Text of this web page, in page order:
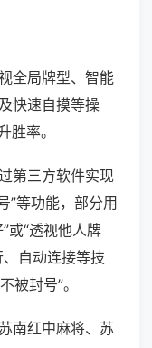
全局牌型、智能
快速自摸等操
胜率。
第三方软件实现
”等功能，部分用
或“透视他人牌
自动连接等技
被封号”。
南红中麻将、苏